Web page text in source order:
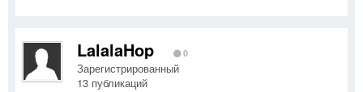
LalalaHop 0
Зарегистрированный
13 публикаций